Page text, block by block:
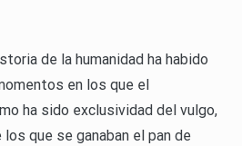
de la humanidad ha habido
en los que el
ha sido exclusividad del vulgo,
que se ganaban el pan de